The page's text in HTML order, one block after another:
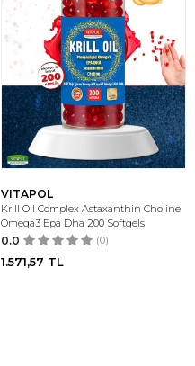
VITAPOL
Krill Oil Complex Astaxanthin Choline
Omega3 Epa Dha 200 Softgels
0.0 (0)
1.571,57 TL